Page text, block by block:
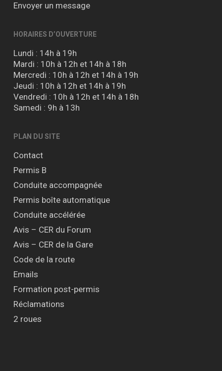
Envoyer un message
HORAIRES D’OUVERTURE
Lundi : 14h à 19h
Mardi : 10h à 12h et 14h à 18h
Mercredi : 10h à 12h et 14h à 19h
Jeudi : 10h à 12h et 14h à 19h
Vendredi : 10h à 12h et 14h à 18h
Samedi : 9h à 13h
PLAN DU SITE
Contact
Permis B
Conduite accompagnée
Permis boîte automatique
Conduite accélérée
Avis – CER du Forum
Avis – CER de la Gare
Code de la route
Emails
Formation post-permis
Réclamations
2 roues